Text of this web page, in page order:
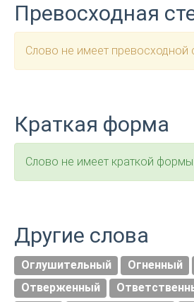
Превосходная
Слово не имеет превосходной
Краткая форма
Слово не имеет краткой формы.
Другие слова
Оглушительный Огненный
Отверженный